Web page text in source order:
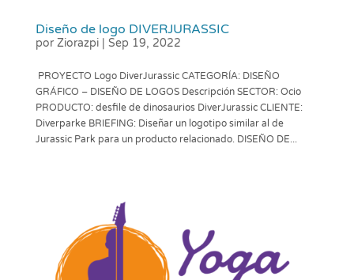
Diseño de logo DIVERJURASSIC
por Ziorazpi| Sep 19, 2022
PROYECTO Logo DiverJurassic CATEGORÍA: DISEÑO
GRÁFICO – DISEÑO DE LOGOS Descripción SECTOR: Ocio
PRODUCTO: desfile de dinosaurios DiverJurassic CLIENTE:
Diverparke BRIEFING: Diseñar un logotipo similar al de
Jurassic Park para un producto relacionado. DISEÑO DE...